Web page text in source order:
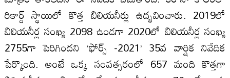
రికార్డ్‌ స్థాయిలో కొత్త బిలియనీర్లు ఉద్భవించారు. 2019లో
బిలియనీర్ల సంఖ్య 2098 ఉండగా 2020లో బిలియనీర్ల సంఖ్య
2755గా పెరిగిందని ‘ఫోర్స్‌ -2021’ 35వ వార్షిక నివేదిక
పేర్కొంది. అంటే ఒక్క సంవత్సరంలో 657 మంది కొత్తగా